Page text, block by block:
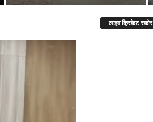
लाइव क्रिकेट स्कोर